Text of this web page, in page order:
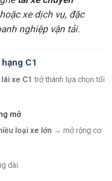
xe dịch vụ, đặc
nghiệp vận tải.
C1
xe C1 trở thành lựa chọn tối
mở
loại xe lớn → mở rộng cơ
dài.